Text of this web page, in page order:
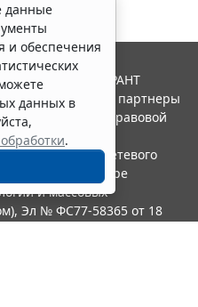
данные
и обеспечения
данных в
.
Система ГАРАНТ
"Гарант" и ее партнеры
ассоциации правовой
в качестве сетевого
по надзору в сфере
и массовых
Эл № ФС77-58365 от 18